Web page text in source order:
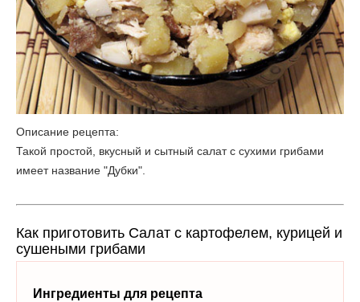
Описание рецепта:
Такой простой, вкусный и сытный салат с сухими грибами
имеет название "Дубки".
Как приготовить Салат с картофелем, курицей и
сушеными грибами
Ингредиенты для рецепта